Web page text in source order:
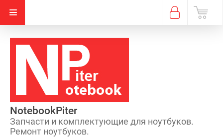
NotebookPiter
Запчасти и комплектующие для ноутбуков.
Ремонт ноутбуков.